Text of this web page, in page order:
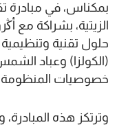
بمكناس، في مبادرة
الزيتية، بشراكة مع
حلول تقنية
(الكولزا) وعباد
خصوصيات المنظومة
وترتكز هذه